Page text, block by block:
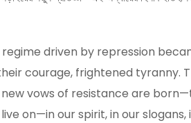
driven by repression
courage, frightened tyranny.
vows of resistance are
on—in our spirit, in our